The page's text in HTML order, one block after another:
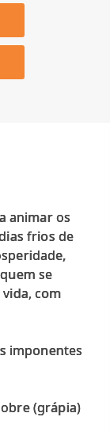
animar os
frios de
se
com
imponentes
(grápia)